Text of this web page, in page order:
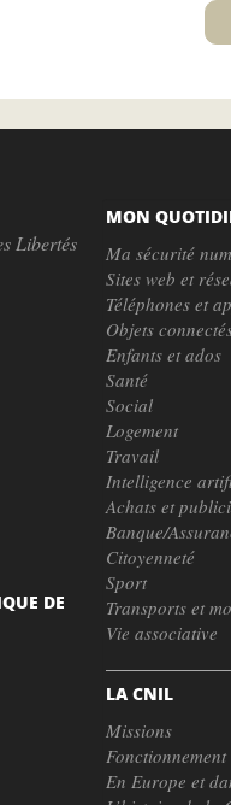
Libertés
MON
Ma sécurité
Sites web et
Téléphones et
Objets
Enfants et ados
Santé
Social
Logement
Travail
Intelligence
Achats et
Banque/
Citoyenneté
Sport
Transports et
Vie associative
LA CNIL
Missions
Fonctionnement
En Europe et
DE